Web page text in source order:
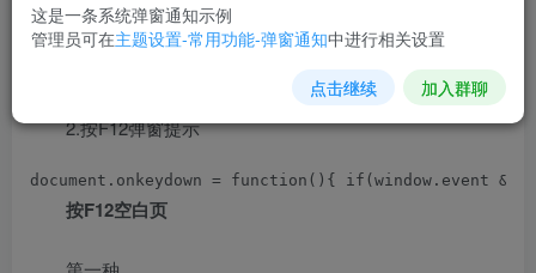
禁止元素审查
document.onkeydown = function(){ if(window.event
2.按F12弹窗提示
document.onkeydown = function(){ if(window.event &&
按F12空白页
这是一条系统弹窗通知示例
管理员可在主题设置-常用功能-弹窗通知中进行相关设置
点击继续 加入群聊